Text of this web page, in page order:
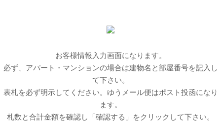
お客様情報入力画面になります。
必ず、アパート・マンションの場合は建物名と部屋番号を記入し
て下さい。
表札を必ず明示してください。ゆうメール便はポスト投函になり
ます。
札数と合計金額を確認し「確認する」をクリックして下さい。